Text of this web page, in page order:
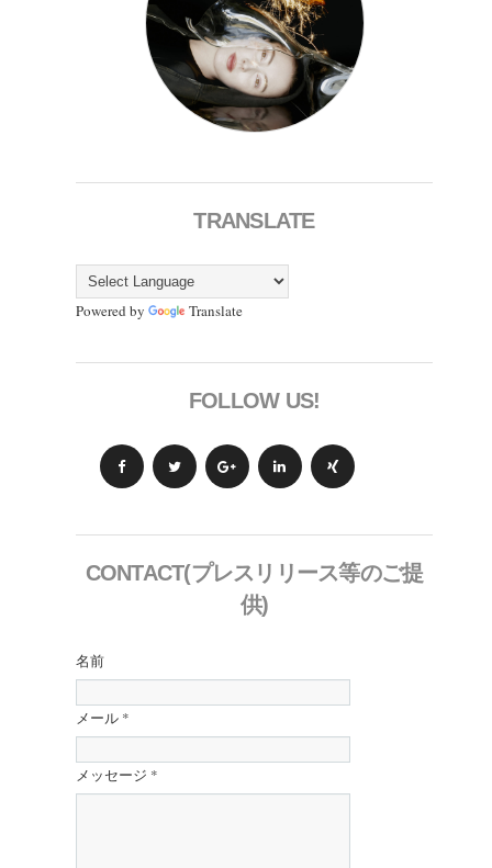
TRANSLATE
Powered by Translate
FOLLOW US!
CONTACT(プレスリリース等のご提
供)
名前
メール *
メッセージ *